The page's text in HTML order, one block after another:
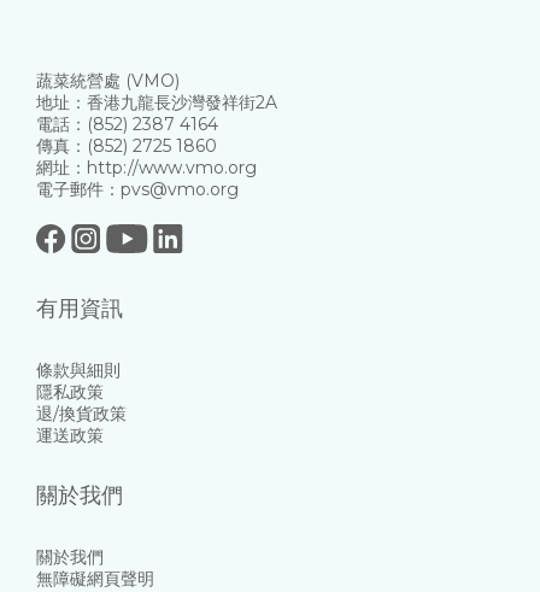
蔬菜統營處 (VMO)
地址：香港九龍長沙灣發祥街2A
電話：(852) 2387 4164
傳真：(852) 2725 1860
網址：http://www.vmo.org
電子郵件：pvs@vmo.org
有用資訊
條款與細則
隱私政策
退/換貨政策
運送政策
關於我們
關於我們
無障礙網頁聲明